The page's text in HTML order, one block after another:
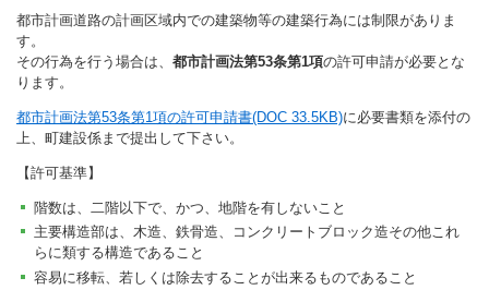
都市計画道路の計画区域内での建築物等の建築行為には制限がありま
す。
その行為を行う場合は、 都市計画法第53条第1項の許可申請が必要とな
ります。
都市計画法第53条第1項の許可申請書(DOC 33.5KB)に必要書類を添付の
上、町建設係まで提出して下さい。
【許可基準】
階数は、二階以下で、かつ、地階を有しないこと
主要構造部は、木造、鉄骨造、コンクリートブロック造その他これ
らに類する構造であること
容易に移転、若しくは除去することが出来るものであること